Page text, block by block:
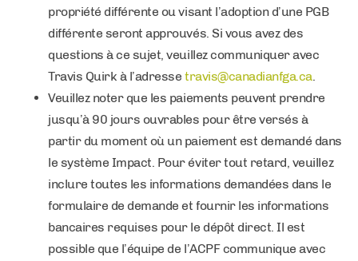
propriété différente ou visant l’adoption d’une PGB
différente seront approuvés. Si vous avez des
questions à ce sujet, veuillez communiquer avec
Travis Quirk à l’adressetravis@canadianfga.ca.
Veuillez noter que les paiements peuvent prendre
jusqu’à 90 jours ouvrables pour être versés à
partir du moment où un paiement est demandé dans
le système Impact. Pour éviter tout retard, veuillez
inclure toutes les informations demandées dans le
formulaire de demande et fournir les informations
bancaires requises pour le dépôt direct. Il est
possible que l’équipe de l’ACPF communique avec